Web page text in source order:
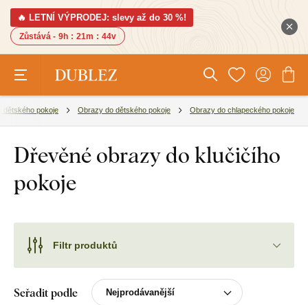
🔥 LETNÍ VÝPRODEJ: slevy až do 30 %!
Zůstává - 9h : 21m : 43v
dětského pokoje Obrazy do dětského pokoje Obrazy do chlapeckého pokoje
Dřevěné obrazy do klučičího
pokoje
Filtr produktů
Seřadit podle